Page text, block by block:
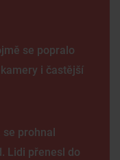
se popralo
i častější
se prohnal
Lidi přenesl do